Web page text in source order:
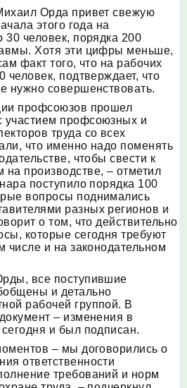
Орда привет свежую
этого года на
30 человек, порядка 200
Хотя эти цифры меньше,
факт того, что на рабочих
человек, подтверждает, что
нужно совершенствовать.
профсоюзов прошел
участием профсоюзных и
труда со всех
что именно надо поменять
чтобы свести к
производстве, – отметил
поступило порядка 100
вопросы поднимались
разных регионов и
о том, что действительно
которые сегодня требуют
числе и на законодательном
все поступившие
и детально
рабочей группой. В
– изменения в
и был подписан.
– мы договорились о
ответственности
требований и норм